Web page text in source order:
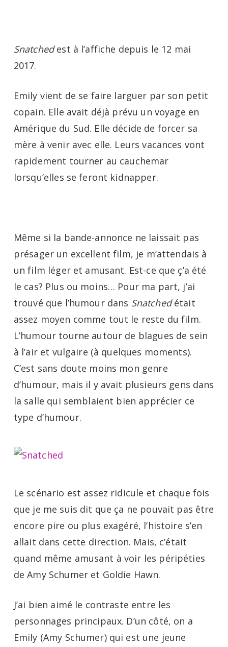
content
Snatchedest à l’affiche depuis le 12 mai
2017.
Emily vient de se faire larguer par son petit
copain. Elle avait déjà prévu un voyage en
Amérique du Sud. Elle décide de forcer sa
mère à venir avec elle. Leurs vacances vont
rapidement tourner au cauchemar
lorsqu’elles se feront kidnapper.
Même si la bande-annonce ne laissait pas
présager un excellent film, je m’attendais à
un film léger et amusant. Est-ce que ç’a été
le cas? Plus ou moins… Pour ma part, j’ai
trouvé que l’humour dans Snatchedétait
assez moyen comme tout le reste du film.
L’humour tourne autour de blagues de sein
à l’air et vulgaire (à quelques moments).
C’est sans doute moins mon genre
d’humour, mais il y avait plusieurs gens dans
la salle qui semblaient bien apprécier ce
type d’humour.
Le scénario est assez ridicule et chaque fois
que je me suis dit que ça ne pouvait pas être
encore pire ou plus exagéré, l’histoire s’en
allait dans cette direction. Mais, c’était
quand même amusant à voir les péripéties
de Amy Schumer et Goldie Hawn.
J’ai bien aimé le contraste entre les
personnages principaux. D’un côté, on a
Emily (Amy Schumer) qui est une jeune